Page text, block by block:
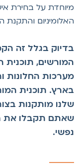
על בחירת איש
והתקנת
בגלל זה
תוכנית
החלונות
תוכנית
מותקנות
תקבלו את